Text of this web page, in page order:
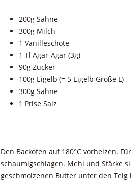
200g Sahne
300g Milch
1 Vanilleschote
1 Tl Agar-Agar (3g)
90g Zucker
100g Eigelb (= 5 Eigelb Größe L)
300g Sahne
1 Prise Salz
Den Backofen auf 180°C vorheizen.
schaumigschlagen. Mehl und Stärke
geschmolzenen Butter unter den